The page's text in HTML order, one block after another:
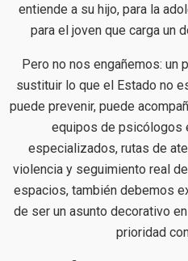
entiende a su hijo, para la
para el joven que carga un
Pero no nos engañemos: un
sustituir lo que el Estado no
puede prevenir, puede
equipos de psicólogos
especializados, rutas de
violencia y seguimiento real
espacios, también debemos
de ser un asunto decorativo
prioridad